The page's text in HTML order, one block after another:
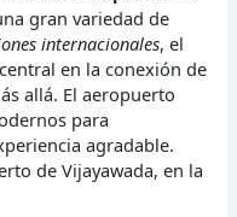
gran variedad de
internacionales, el
en la conexión de
allá. El aeropuerto
para
agradable.
de Vijayawada, en la